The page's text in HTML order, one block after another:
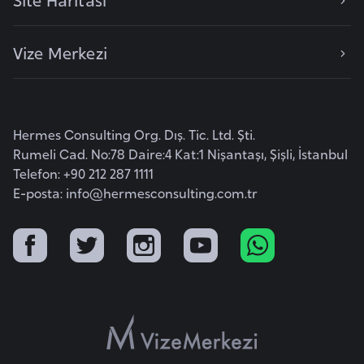
Vize Merkezi
Hermes Consulting Org. Dış. Tic. Ltd. Şti.
Rumeli Cad. No:78 Daire:4 Kat:1 Nişantaşı, Şişli, İstanbul
Telefon: +90 212 287 1111
E-posta: info@hermesconsulting.com.tr
a
i
F
i
n
l
n
d